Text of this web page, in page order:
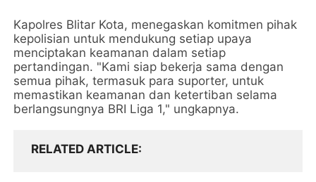
Kapolres Blitar Kota, menegaskan komitmen pihak
kepolisian untuk mendukung setiap upaya
menciptakan keamanan dalam setiap
pertandingan. "Kami siap bekerja sama dengan
semua pihak, termasuk para suporter, untuk
memastikan keamanan dan ketertiban selama
berlangsungnya BRI Liga 1," ungkapnya.
RELATED ARTICLE